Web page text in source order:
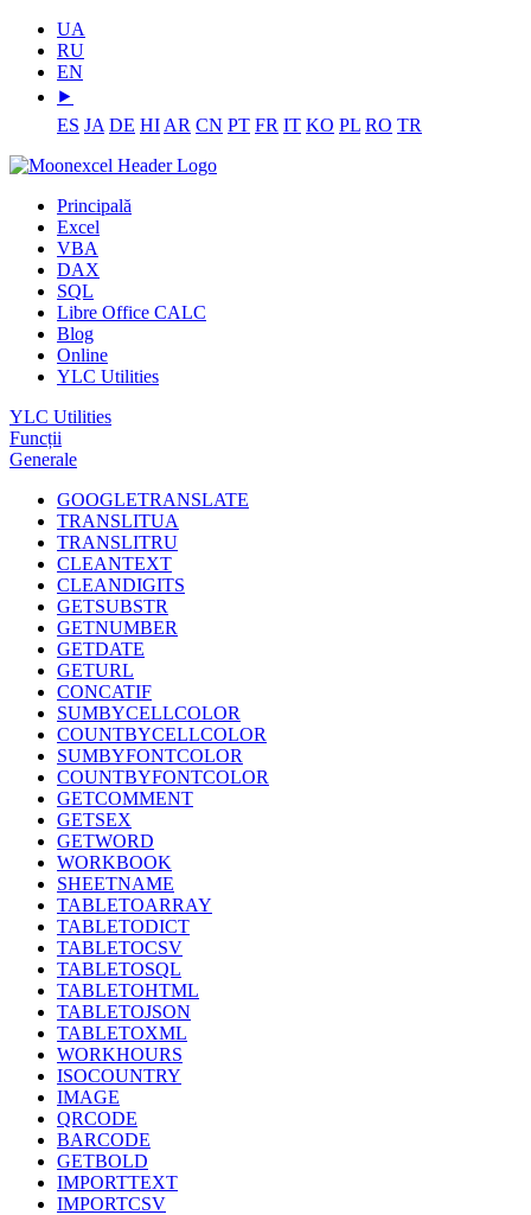
UA
RU
EN
⯈
ES JA DE HI AR CN PT FR IT KO PL RO TR
Principală
Excel
VBA
DAX
SQL
Libre Office CALC
Blog
Online
YLC Utilities
YLC Utilities
Funcții
Generale
GOOGLETRANSLATE
TRANSLITUA
TRANSLITRU
CLEANTEXT
CLEANDIGITS
GETSUBSTR
GETNUMBER
GETDATE
GETURL
CONCATIF
SUMBYCELLCOLOR
COUNTBYCELLCOLOR
SUMBYFONTCOLOR
COUNTBYFONTCOLOR
GETCOMMENT
GETSEX
GETWORD
WORKBOOK
SHEETNAME
TABLETOARRAY
TABLETODICT
TABLETOCSV
TABLETOSQL
TABLETOHTML
TABLETOJSON
TABLETOXML
WORKHOURS
ISOCOUNTRY
IMAGE
QRCODE
BARCODE
GETBOLD
IMPORTTEXT
IMPORTCSV